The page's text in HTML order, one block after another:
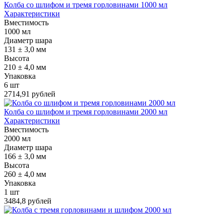
Колба со шлифом и тремя горловинами 1000 мл
Характеристики
Вместимость
1000 мл
Диаметр шара
131 ± 3,0 мм
Высота
210 ± 4,0 мм
Упаковка
6 шт
2714,91 рублей
Колба со шлифом и тремя горловинами 2000 мл
Характеристики
Вместимость
2000 мл
Диаметр шара
166 ± 3,0 мм
Высота
260 ± 4,0 мм
Упаковка
1 шт
3484,8 рублей